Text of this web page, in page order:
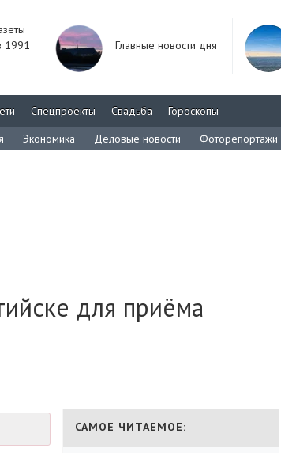
1991
Главные новости дня
Спецпроекты Свадьба
Гороскопы
Экономика Деловые новости Фоторепортажи
для приёма
САМОЕ ЧИТАЕМОЕ: